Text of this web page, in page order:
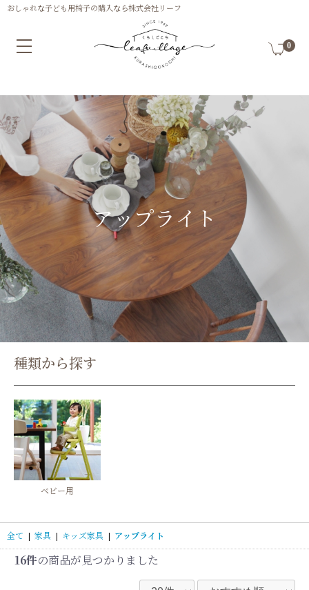
0
アップライト
種類から探す
ベビー用
全て | 家具 | キッズ家具 | アップライト
16件の商品が見つかりました